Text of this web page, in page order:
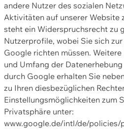
andere Nutzer des sozialen
Aktivitäten auf unserer Website
steht ein Widerspruchsrecht zu
Nutzerprofile, wobei Sie sich
Google richten müssen.
und Umfang der
durch Google erhalten Sie
zu Ihren diesbezüglichen
Einstellungsmöglichkeiten zum
Privatsphäre unter:
www.google.de/intl/de/policies/